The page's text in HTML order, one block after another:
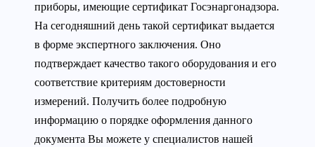
приборы, имеющие сертификат Госэнаргонадзора.
На сегодняшний день такой сертификат выдается
в форме экспертного заключения. Оно
подтверждает качество такого оборудования и его
соответствие критериям достоверности
измерений. Получить более подробную
информацию о порядке оформления данного
документа Вы можете у специалистов нашей